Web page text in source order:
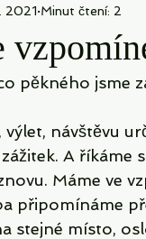
2021 Minut čtení: 2
pěkného jsme
návštěvu
A říkáme
Máme ve
připomínáme
stejné místo,